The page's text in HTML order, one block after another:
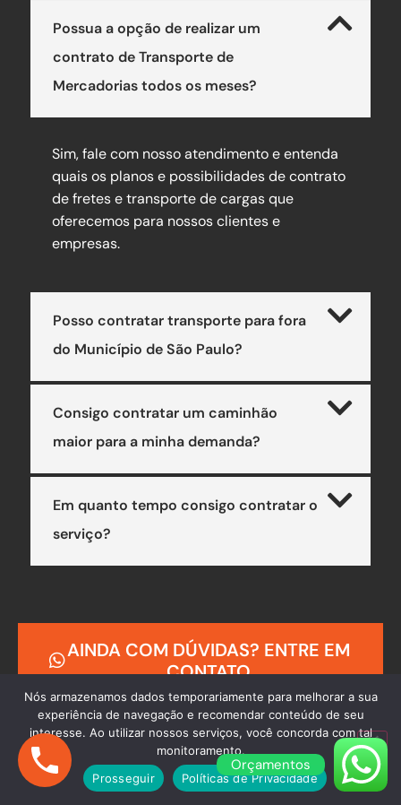
Possua a opção de realizar um
contrato de Transporte de
Mercadorias todos os meses?
Sim, fale com nosso atendimento e entenda
quais os planos e possibilidades de contrato
de fretes e transporte de cargas que
oferecemos para nossos clientes e
empresas.
Posso contratar transporte para fora
do Município de São Paulo?
Consigo contratar um caminhão
maior para a minha demanda?
Em quanto tempo consigo contratar o
serviço?
AINDA COM DÚVIDAS? ENTRE EM
CONTATO
Orçamentos
Nós armazenamos dados temporariamente para melhorar a sua
experiência de navegação e recomendar conteúdo de seu
interesse. Ao utilizar nossos serviços, você concorda com tal
monitoramento.
Prosseguir
Políticas de Privacidade